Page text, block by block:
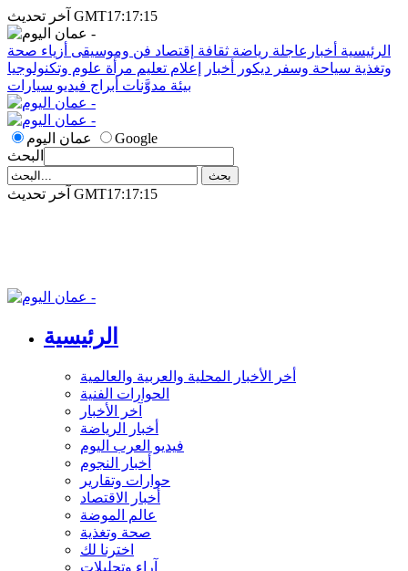
آخر تحديث GMT17:17:15
الرئيسية أخبارعاجلة رياضة ثقافة إقتصاد فن وموسيقى أزياء صحة
وتغذية سياحة وسفر ديكور أخبار إعلام تعليم مرأة علوم وتكنولوجيا
بيئة مدوَّنات أبراج فيديو سيارات
عمان اليوم
Google
البحث
آخر تحديث GMT17:17:15
الرئيسية
أخر الأخبار المحلية والعربية والعالمية
الحوارات الفنية
آخر الأخبار
أخبار الرياضة
فيديو العرب اليوم
أخبار النجوم
حوارات وتقارير
أخبار الاقتصاد
عالم الموضة
صحة وتغذية
اخترنا لك
آراء وتحليلات